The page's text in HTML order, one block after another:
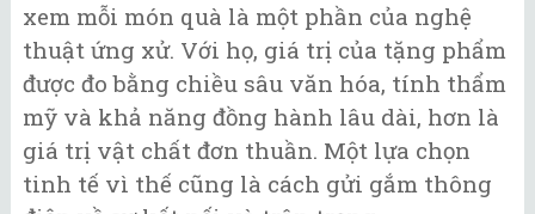
xem mỗi món quà là một phần của nghệ
thuật ứng xử. Với họ, giá trị của tặng phẩm
được đo bằng chiều sâu văn hóa, tính thẩm
mỹ và khả năng đồng hành lâu dài, hơn là
giá trị vật chất đơn thuần. Một lựa chọn
tinh tế vì thế cũng là cách gửi gắm thông